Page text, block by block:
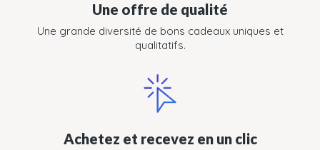
Une offre de qualité
Une grande diversité de bons cadeaux uniques et
qualitatifs.
Achetez et recevez en un clic